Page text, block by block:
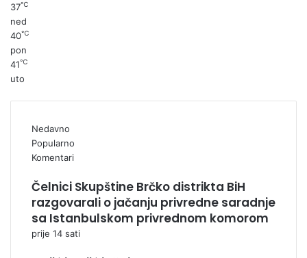
37℃
ned
40℃
pon
41℃
uto
Nedavno
Popularno
Komentari
Čelnici Skupštine Brčko distrikta BiH
razgovarali o jačanju privredne saradnje
sa Istanbulskom privrednom komorom
prije 14 sati